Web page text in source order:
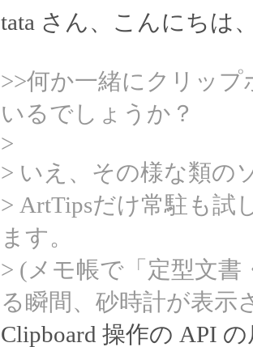
tata さん、こんにちは
>>何か一緒にクリッ
いるでしょうか？
>
> いえ、その様な類の
> ArtTipsだけ常駐も試
ます。
> (メモ帳で「定型文
る瞬間、砂時計が表示
Clipboard 操作の API